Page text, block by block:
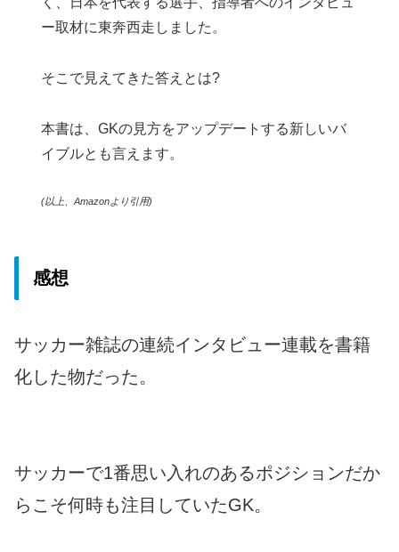
ー取材に東奔西走しました。
そこで見えてきた答えとは?
本書は、GKの見方をアップデートする新しいバ
イブルとも言えます。
(以上、Amazonより引用)
感想
サッカー雑誌の連続インタビュー連載を書籍
化した物だった。
サッカーで1番思い入れのあるポジションだか
らこそ何時も注目していたGK。